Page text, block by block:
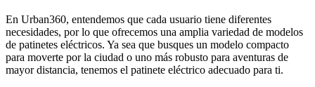
En Urban360, entendemos que cada usuario tiene diferentes
necesidades, por lo que ofrecemos una amplia variedad de modelos
de patinetes eléctricos. Ya sea que busques un modelo compacto
para moverte por la ciudad o uno más robusto para aventuras de
mayor distancia, tenemos el patinete eléctrico adecuado para ti.